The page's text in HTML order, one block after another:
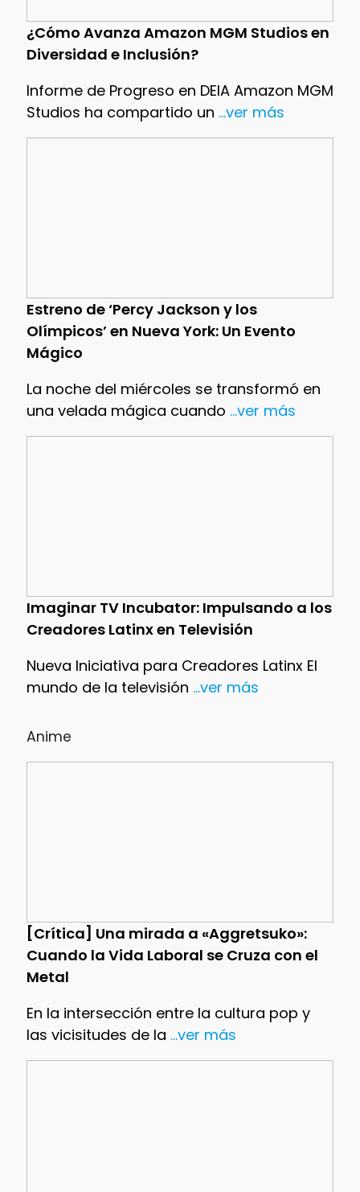
¿Cómo Avanza Amazon MGM Studios en
Diversidad e Inclusión?
Informe de Progreso en DEIA Amazon MGM
Studios ha compartido un ...ver más
Estreno de ‘Percy Jackson y los
Olímpicos’ en Nueva York: Un Evento
Mágico
La noche del miércoles se transformó en
una velada mágica cuando ...ver más
Imaginar TV Incubator: Impulsando a los
Creadores Latinx en Televisión
Nueva Iniciativa para Creadores Latinx El
mundo de la televisión ...ver más
Anime
[Crítica] Una mirada a «Aggretsuko»:
Cuando la Vida Laboral se Cruza con el
Metal
En la intersección entre la cultura pop y
las vicisitudes de la ...ver más